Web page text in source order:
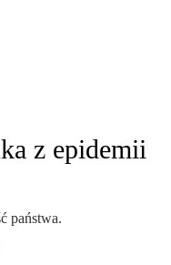
z epidemii
państwa.